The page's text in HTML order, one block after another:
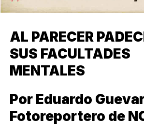
AL PARECER
SUS FACULTADES
MENTALES
Por Eduardo
Fotoreportero de